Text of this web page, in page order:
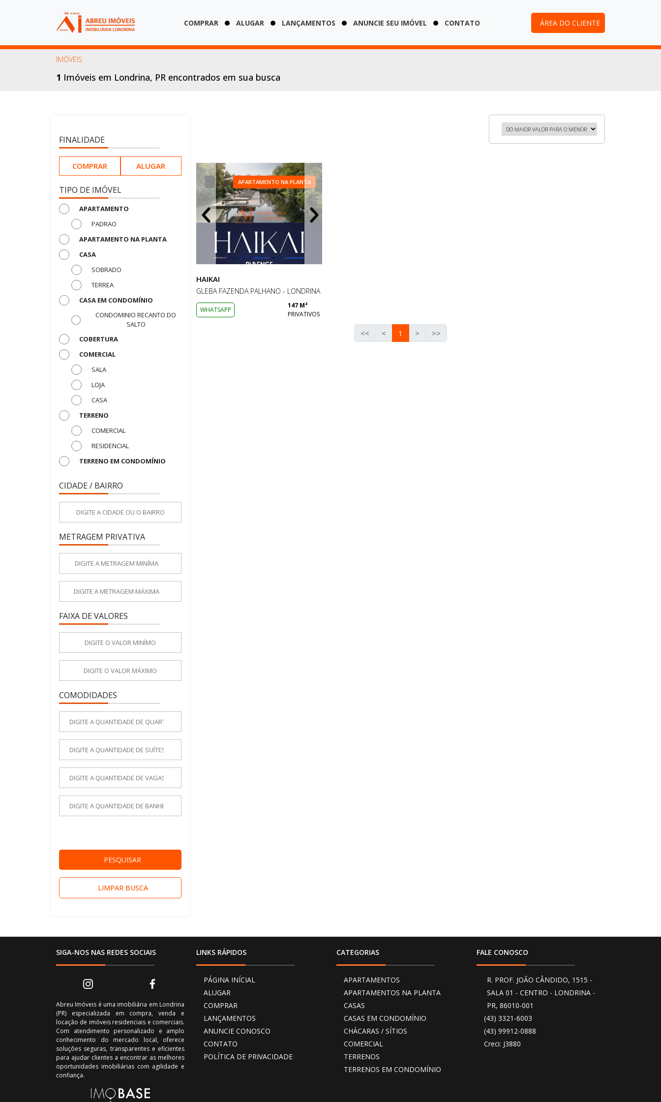
COMPRAR ALUGAR LANÇAMENTOS ANUNCIE SEU IMÓVEL CONTATO ÁREA DO CLIENTE
IMÓVEIS
1 Imóveis em Londrina, PR encontrados em sua busca
FINALIDADE
COMPRAR ALUGAR
TIPO DE IMÓVEL
APARTAMENTO
PADRAO
APARTAMENTO NA PLANTA
CASA
SOBRADO
TERREA
CASA EM CONDOMÍNIO
CONDOMINIO RECANTO DO
SALTO
COBERTURA
COMERCIAL
SALA
LOJA
CASA
TERRENO
COMERCIAL
RESIDENCIAL
TERRENO EM CONDOMÍNIO
CIDADE / BAIRRO
METRAGEM PRIVATIVA
FAIXA DE VALORES
COMODIDADES
PESQUISAR
LIMPAR BUSCA
APARTAMENTO NA PLANTA
HAIKAI
GLEBA FAZENDA PALHANO - LONDRINA
WHATSAPP
147 M²
PRIVATIVOS
<< < 1 > >>
SIGA-NOS NAS REDES SOCIAIS
Abreu Imóveis é uma imobiliária em Londrina
(PR) especializada em compra, venda e
locação de imóveis residenciais e comerciais.
Com atendimento personalizado e amplo
conhecimento do mercado local, oferece
soluções seguras, transparentes e eficientes
para ajudar clientes a encontrar as melhores
oportunidades imobiliárias com agilidade e
confiança.
LINKS RÁPIDOS
PÁGINA INÍCIAL
ALUGAR
COMPRAR
LANÇAMENTOS
ANUNCIE CONOSCO
CONTATO
POLÍTICA DE PRIVACIDADE
CATEGORIAS
APARTAMENTOS
APARTAMENTOS NA PLANTA
CASAS
CASAS EM CONDOMÍNIO
CHÁCARAS / SÍTIOS
COMERCIAL
TERRENOS
TERRENOS EM CONDOMÍNIO
FALE CONOSCO
R. PROF. JOÃO CÂNDIDO, 1515 -
SALA 01 - CENTRO - LONDRINA -
PR, 86010-001
(43) 3321-6003
(43) 99912-0888
Creci: J3880